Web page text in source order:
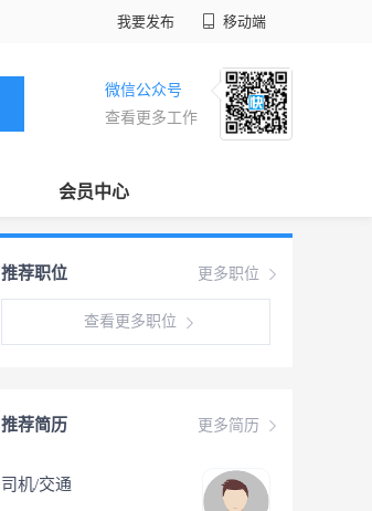
我要发布 移动端
微信公众号
查看更多工作
会员中心
更多职位
推荐职位
查看更多职位
更多简历
推荐简历
司机/交通